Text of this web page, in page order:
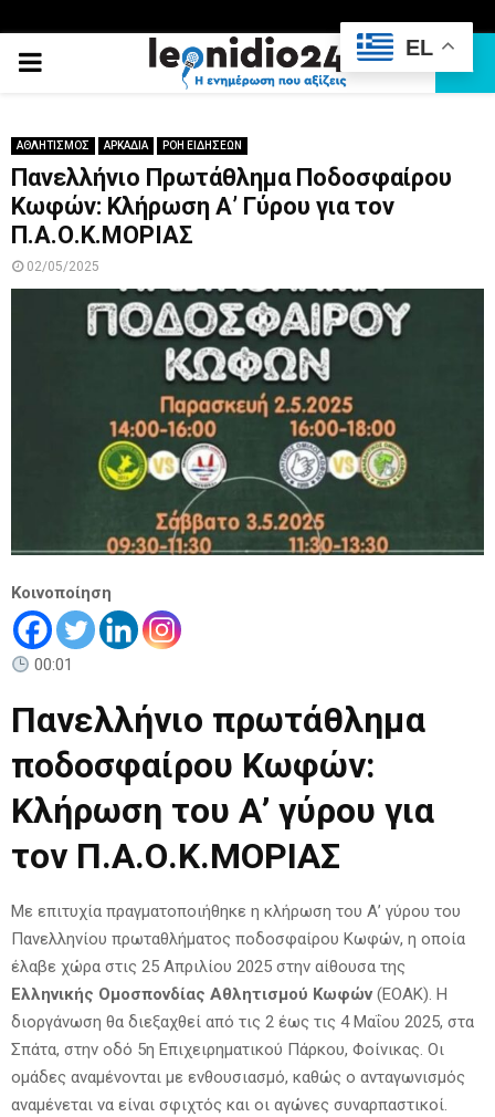
PRIMARY
ΑΘΛΗΤΙΣΜΟΣ ΑΡΚΑΔΙΑ ΡΟΗ ΕΙΔΗΣΕΩΝ
Πανελλήνιο Πρωτάθλημα Ποδοσφαίρου
Κωφών: Κλήρωση Α’ Γύρου για τον
Π.Α.Ο.Κ.ΜΟΡΙΑΣ
02/05/2025
Κοινοποίηση
00:01
Πανελλήνιο πρωτάθλημα
ποδοσφαίρου Κωφών:
Κλήρωση του Α’ γύρου για
τον Π.Α.Ο.Κ.ΜΟΡΙΑΣ
Με επιτυχία πραγματοποιήθηκε η κλήρωση του Α’ γύρου του
Πανελληνίου πρωταθλήματος ποδοσφαίρου Κωφών, η οποία
έλαβε χώρα στις 25 Απριλίου 2025 στην αίθουσα της
Ελληνικής Ομοσπονδίας Αθλητισμού Κωφών(ΕΟΑΚ). Η
διοργάνωση θα διεξαχθεί από τις 2 έως τις 4 Μαΐου 2025, στα
Σπάτα, στην οδό 5η Επιχειρηματικού Πάρκου, Φοίνικας. Οι
ομάδες αναμένονται με ενθουσιασμό, καθώς ο ανταγωνισμός
αναμένεται να είναι σφιχτός και οι αγώνες συναρπαστικοί.
EL